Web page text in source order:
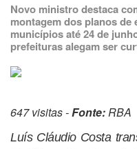
Novo ministro destaca
montagem dos planos de
municípios até 24 de
prefeituras alegam ser
647 visitas -Fonte:RBA
Luís Cláudio Costa